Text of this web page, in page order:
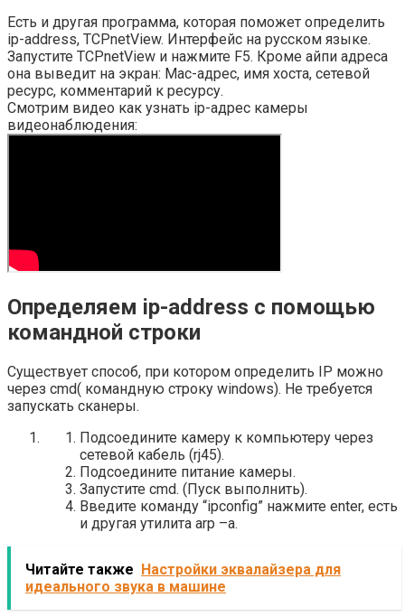
Есть и другая программа, которая поможет определить
ip-address, TCPnetView. Интерфейс на русском языке.
Запустите TCPnetView и нажмите F5. Кроме айпи адреса
она выведит на экран: Мас-адрес, имя хоста, сетевой
ресурс, комментарий к ресурсу.
Смотрим видео как узнать ip-адрес камеры
видеонаблюдения:
Определяем ip-address с помощью
командной строки
Существует способ, при котором определить IP можно
через cmd( командную строку windows). Не требуется
запускать сканеры.
Подсоедините камеру к компьютеру через
сетевой кабель (rj45).
Подсоедините питание камеры.
Запустите cmd. (Пуск выполнить).
Введите команду “ipconfig” нажмите enter, есть
и другая утилита arp –a.
Читайте также Настройки эквалайзера для
идеального звука в машине